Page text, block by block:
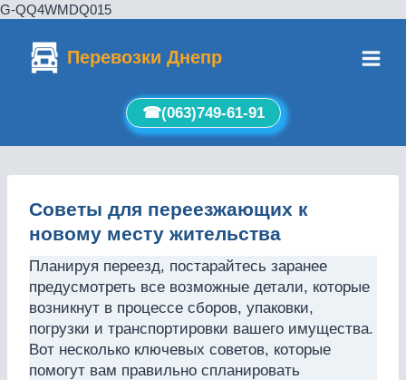
G-QQ4WMDQ015
содержимомуПеревозки Днепр
☎︎(063)749-61-91
Советы для переезжающих к
новому месту жительства
Планируя переезд, постарайтесь заранее
предусмотреть все возможные детали, которые
возникнут в процессе сборов, упаковки,
погрузки и транспортировки вашего имущества.
Вот несколько ключевых советов, которые
помогут вам правильно спланировать